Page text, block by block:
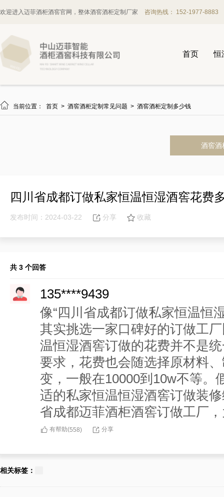
欢迎进入迈菲酒柜酒窖官网，整体酒窖酒柜定制厂家 咨询热线： 152-1977-8883
首页 恒
 当前位置： 首页 > 酒窖酒柜定制常见问题 > 酒窖酒柜定制多少钱
酒窖酒
四川省成都订做私家恒温恒湿酒窖花费
发布时间：2024-03-22 分享 收藏
共 3 个回答
135****9439
像“四川省成都订做私家恒温恒
其实挑选一家口碑好的订做工
温恒湿酒窖订做的花费并不是
要求，花费也会随选择原材料
变，一般在10000到10w不等。
适的私家恒温恒湿酒窖订做装
省成都迈菲酒柜酒窖订做工厂
有帮助(558) 分享
133****2295
四川省成都口碑好的私家恒温
相关标签：